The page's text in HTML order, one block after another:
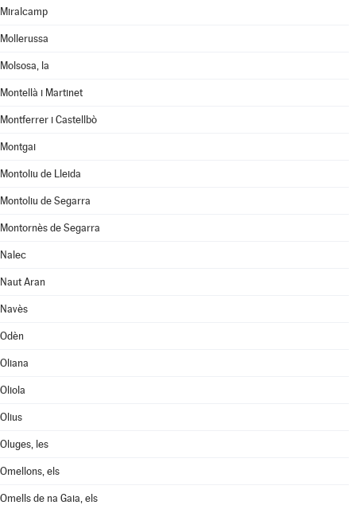
Miralcamp
Mollerussa
Molsosa, la
Montellà i Martinet
Montferrer i Castellbò
Montgai
Montoliu de Lleida
Montoliu de Segarra
Montornès de Segarra
Nalec
Naut Aran
Navès
Odèn
Oliana
Oliola
Olius
Oluges, les
Omellons, els
Omells de na Gaia, els